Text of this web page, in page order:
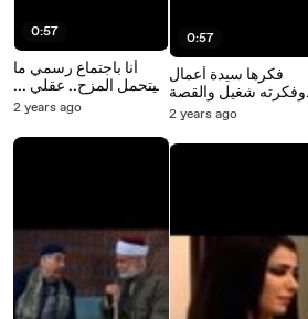
0:57
أنا باجتماع رسمي ما
بيتحمل المزح.. عقلي ...
ههههههه - عيلة 7 نجوم2 years ago
0:57
فكرها سيدة أعمال
وفكرته شغيل والقصة
بالعكس تماما - سيرة
2 years ago